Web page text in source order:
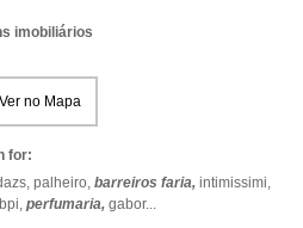
imobiliários
Ver no Mapa
for:
palheiro, barreiros faria, intimissimi,
bpi, perfumaria, gabor...